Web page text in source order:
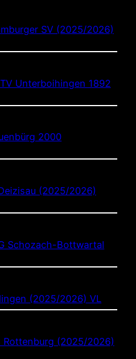
SV (2025/2026)
Unterboihingen 1892
2000
(2025/2026)
Schozach-Bottwartal
(2025/2026) VL
Rottenburg (2025/2026)